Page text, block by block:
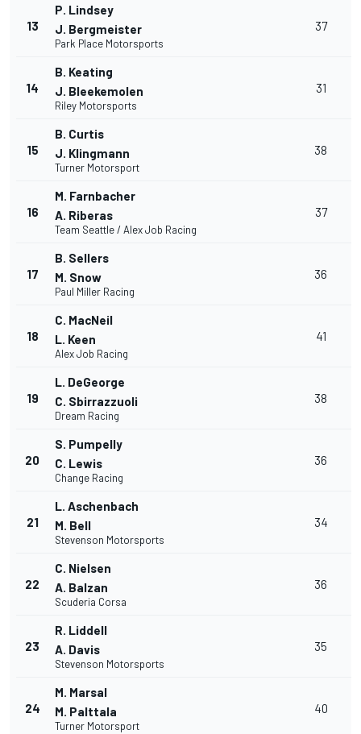
13
P. Lindsey
J. Bergmeister
Park Place Motorsports
37
14
B. Keating
J. Bleekemolen
Riley Motorsports
31
15
B. Curtis
J. Klingmann
Turner Motorsport
38
16
M. Farnbacher
A. Riberas
Team Seattle / Alex Job Racing
37
17
B. Sellers
M. Snow
Paul Miller Racing
36
18
C. MacNeil
L. Keen
Alex Job Racing
41
19
L. DeGeorge
C. Sbirrazzuoli
Dream Racing
38
20
S. Pumpelly
C. Lewis
Change Racing
36
21
L. Aschenbach
M. Bell
Stevenson Motorsports
34
22
C. Nielsen
A. Balzan
Scuderia Corsa
36
23
R. Liddell
A. Davis
Stevenson Motorsports
35
24
M. Marsal
M. Palttala
Turner Motorsport
40